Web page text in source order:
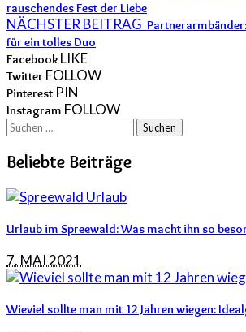
rauschendes Fest der Liebe
NÄCHSTER BEITRAG
für ein tolles Duo
Facebook LIKE
Twitter FOLLOW
Pinterest PIN
Instagram FOLLOW
Suchen
Beliebte Beiträge
Urlaub im Spreewald: Was macht ihn so
7. MAI 2021
Wieviel sollte man mit 12 Jahren wiegen: